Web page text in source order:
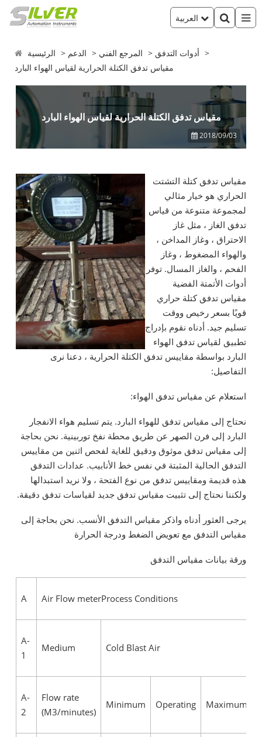
الرئيسية الدعم المرجع الفني
أدوات التدفق
مقياس تدفق الكتلة الحرارية لقياس الهواء البارد
مقياس تدفق الكتلة الحرارية لقياس الهواء البارد
2018/09/03
مقياس تدفق كتلة التشتت
الحراري هو خيار مثالي
لمجموعة متنوعة من قياس
تدفق الغاز ، مثل غاز
الاحتراق ، وغاز المداخن ،
والهواء المضغوط ، وغاز
الفحم ، والغاز المسال. توفر
أدوات الأتمتة الفضية
مقياس تدفق كتلة حراري
قويًا بسعر رخيص ووقت
تسليم جيد. أدناه نقوم بإدراج
تطبيق لقياس تدفق الهواء
البارد بواسطة مقاييس تدفق الكتلة الحرارية ، دعنا نرى
التفاصيل:
استعلام عن مقياس تدفق الهواء:
نحتاج إلى مقياس تدفق للهواء البارد. يتم تسليم هواء الانفجار
البارد إلى فرن الصهر عن طريق محطة نفخ توربينية. نحن بحاجة
إلى مقياس تدفق موثوق ودقيق للغاية لفحص اثنين من مقاييس
التدفق الحالية المثبتة في نفس خط الأنابيب. عدادات التدفق
هذه قديمة ومقاييس تدفق من نوع الفتحة ، ولا نريد استبدالها
ولكننا نحتاج إلى تثبيت مقياس تدفق جديد لقياسات تدفق دقيقة.
يرجى العثور أدناه واذكر مقياس التدفق الأنسب. نحن بحاجة إلى
مقياس التدفق مع تعويض الضغط ودرجة الحرارة
ورقة بيانات مقياس التدفق
A Air Flow meterProcess Conditions
A-
1
Medium Cold Blast Air
A-
2
Flow rate
(M3/minutes)
Minimum Operating Maximum